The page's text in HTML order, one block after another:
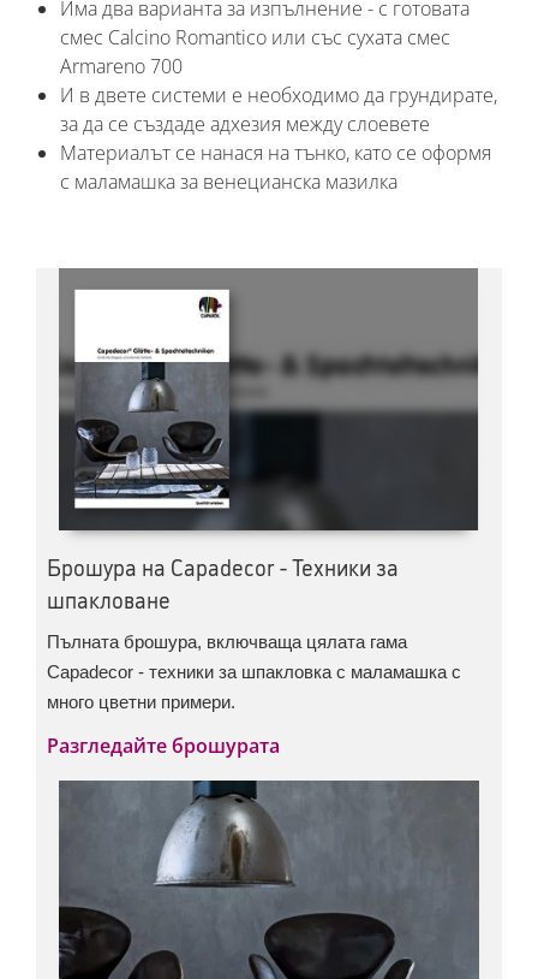
Има два варианта за изпълнение - с готовата
смес Calcino Romantico или със сухата смес
Armareno 700
И в двете системи е необходимо да грундирате,
за да се създаде адхезия между слоевете
Материалът се нанася на тънко, като се оформя
с маламашка за венецианска мазилка
Брошура на Capadecor - Техники за
шпакловане
Пълната брошура, включваща цялата гама
Capadecor - техники за шпакловка с маламашка с
много цветни примери.
Разгледайте брошурата